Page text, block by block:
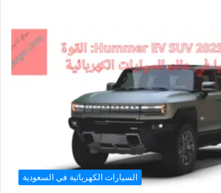
السيارات الكهربائية في السعودية